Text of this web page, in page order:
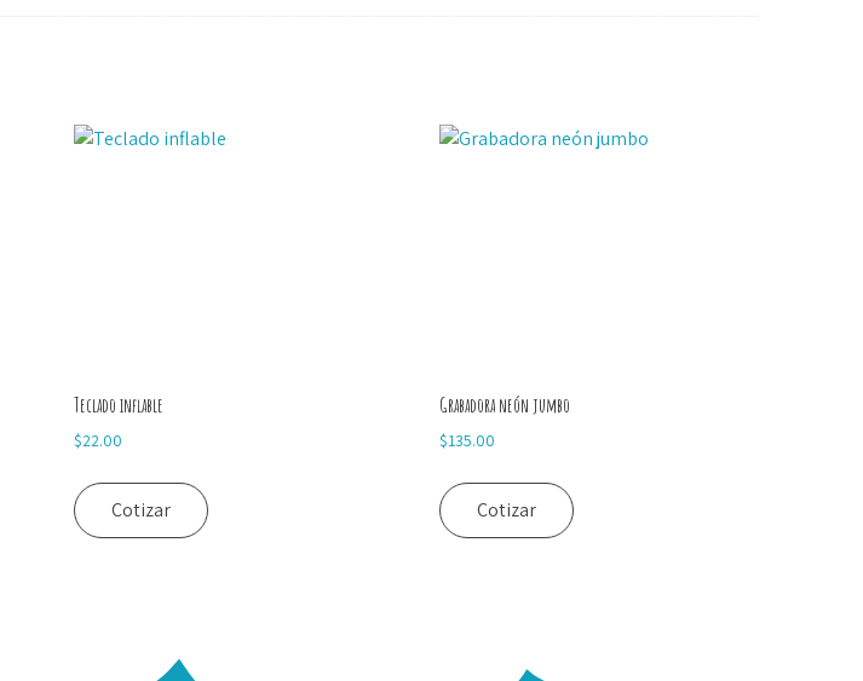
Teclado inflable
$22.00
Cotizar
Grabadora neón jumbo
$135.00
Cotizar